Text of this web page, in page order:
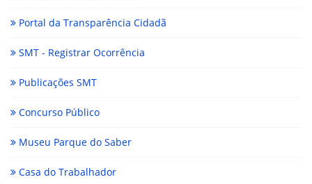
Portal da Transparência Cidadã
SMT - Registrar Ocorrência
Publicações SMT
Concurso Público
Museu Parque do Saber
Casa do Trabalhador